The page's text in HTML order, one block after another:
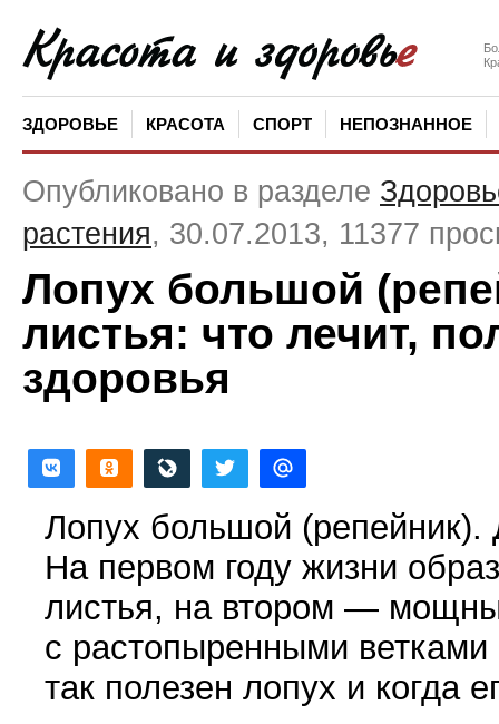
ЗДОРОВЬЕ КРАСОТА СПОРТ НЕПОЗНАННОЕ
Опубликовано в разделе
растения, 30.07.2013, 11377
Лопух большой
листья: что лечит,
здоровья
Лопух большой (репейник).
На первом году жизни
листья, на втором —
с растопыренными
так полезен лопух и когда